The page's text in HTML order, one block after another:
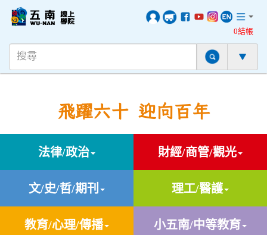
0結帳
飛躍六十 迎向百年
法律/政治 財經/商管/觀光
文/史/哲/期刊 理工/醫護
教育/心理/傳播 小五南/中等教育